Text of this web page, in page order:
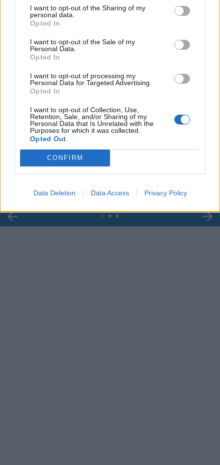
I want to opt-out of the Sharing of my
personal data.
Opted In
I want to opt-out of the Sale of my
Personal Data.
Opted In
I want to opt-out of processing my
Personal Data for Targeted Advertising.
Opted In
I want to opt-out of Collection, Use,
Retention, Sale, and/or Sharing of my
Personal Data that Is Unrelated with the
Purposes for which it was collected.
Opted Out
CONFIRM
Data Deletion Data Access Privacy Policy
00:00
Leonardo Maria Del Vecchio dall'ex compagna
in ospedale. Le dichiarazioni ai giornalisti